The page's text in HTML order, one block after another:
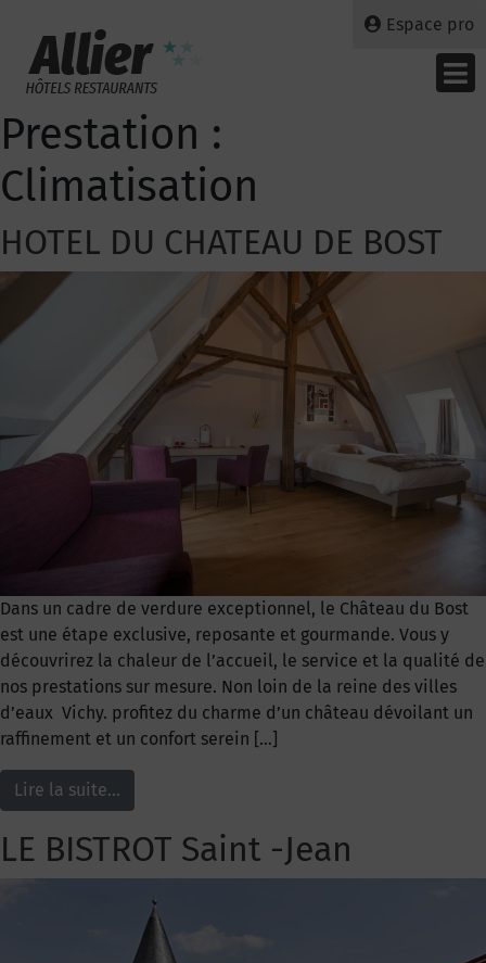
Espace pro
Prestation :
Climatisation
HOTEL DU CHATEAU DE BOST
Dans un cadre de verdure exceptionnel, le Château du Bost
est une étape exclusive, reposante et gourmande. Vous y
découvrirez la chaleur de l’accueil, le service et la qualité de
nos prestations sur mesure. Non loin de la reine des villes
d’eaux Vichy. profitez du charme d’un château dévoilant un
raffinement et un confort serein […]
Lire la suite…
LE BISTROT Saint -Jean